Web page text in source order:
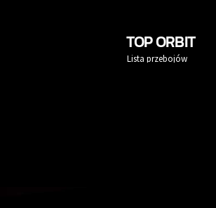
TOP ORBIT
Lista przebojów